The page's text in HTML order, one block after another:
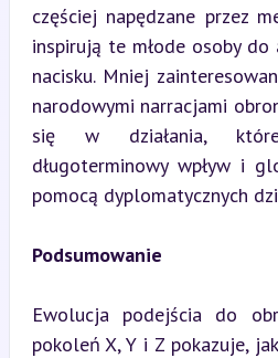
częściej napędzane przez
inspirują te młode osoby
nacisku. Mniej
narodowymi narracjami
się w działania,
długoterminowy wpływ i
pomocą dyplomatycznych
Podsumowanie
Ewolucja podejścia do
pokoleń X, Y i Z pokazuje,